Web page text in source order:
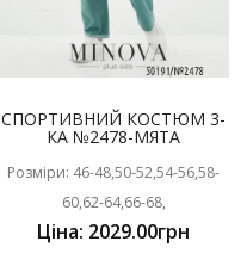
СПОРТИВНИЙ КОСТЮМ 3-
КА №2478-МЯТА
Розміри: 46-48,50-52,54-56,58-
60,62-64,66-68,
Ціна: 2029.00грн